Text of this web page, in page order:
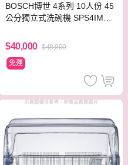
BOSCH博世 4系列 10人份 45
公分獨立式洗碗機 SPS4IMW0
$40,000 $48,800
免運